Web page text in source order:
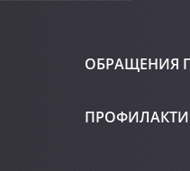
ОБРАЩЕНИЯ